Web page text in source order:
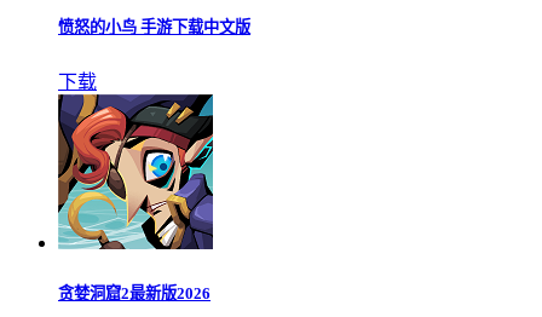
愤怒的小鸟 手游下载中文版
下载
贪婪洞窟2最新版2026